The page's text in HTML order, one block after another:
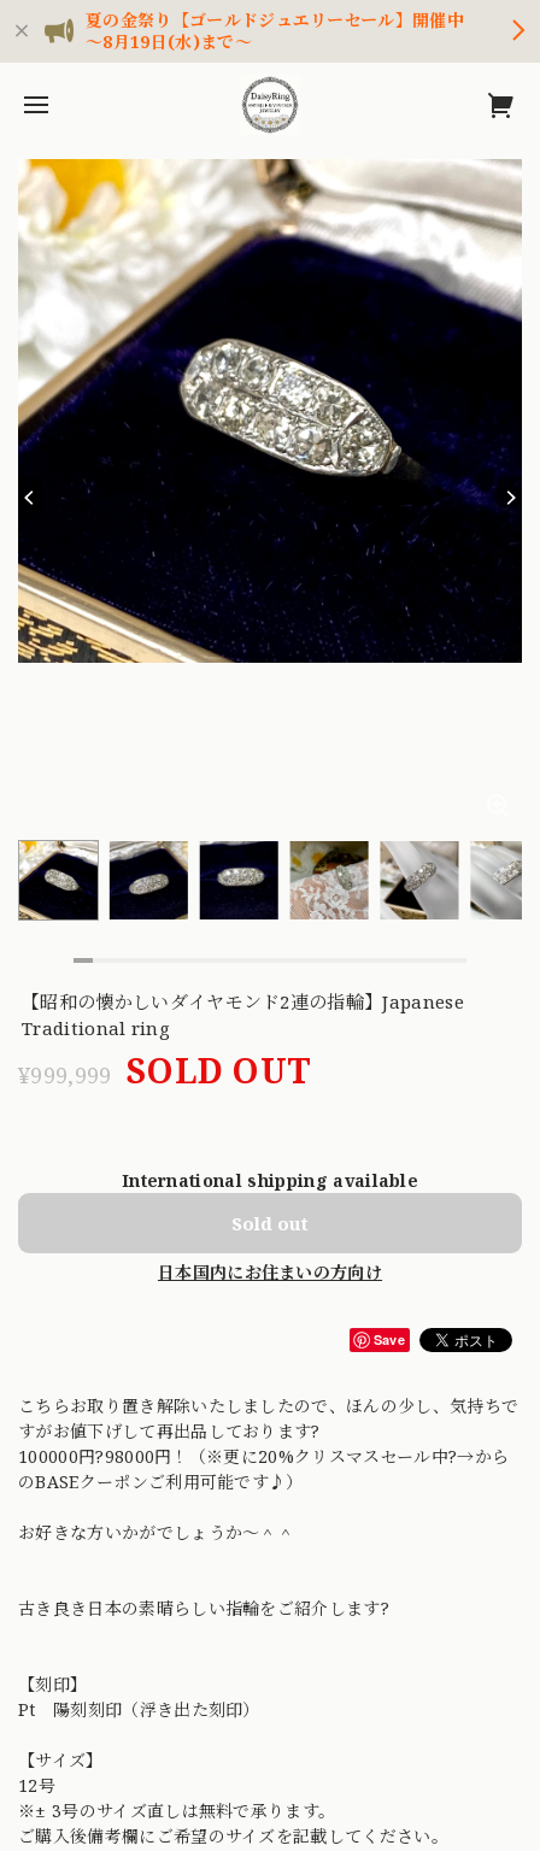
夏の金祭り【ゴールドジュエリーセール】開催中
～8月19日(水)まで～
【昭和の懐かしいダイヤモンド2連の指輪】Japanese
Traditional ring
¥999,999 SOLD OUT
International shipping available
Sold out
日本国内にお住まいの方向け
Save
こちらお取り置き解除いたしましたので、ほんの少し、気持ちで
すがお値下げして再出品しております?
100000円?98000円！（※更に20%クリスマスセール中?→から
のBASEクーポンご利用可能です♪）
お好きな方いかがでしょうか〜＾＾
古き良き日本の素晴らしい指輪をご紹介します?
【刻印】
Pt 陽刻刻印（浮き出た刻印）
【サイズ】
12号
※± 3号のサイズ直しは無料で承ります。
ご購入後備考欄にご希望のサイズを記載してください。